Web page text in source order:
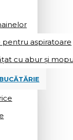
pentru aspiratoare
cu abur și